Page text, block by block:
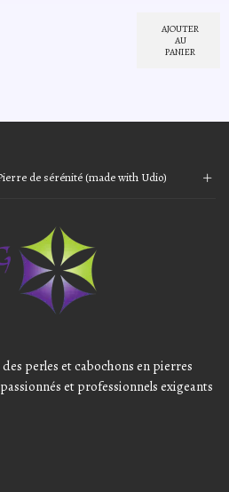
initial
était :
19,90€.
AJOUTER
AU
PANIER
de sérénité (made with Udio)
perles et cabochons en pierres
et professionnels exigeants